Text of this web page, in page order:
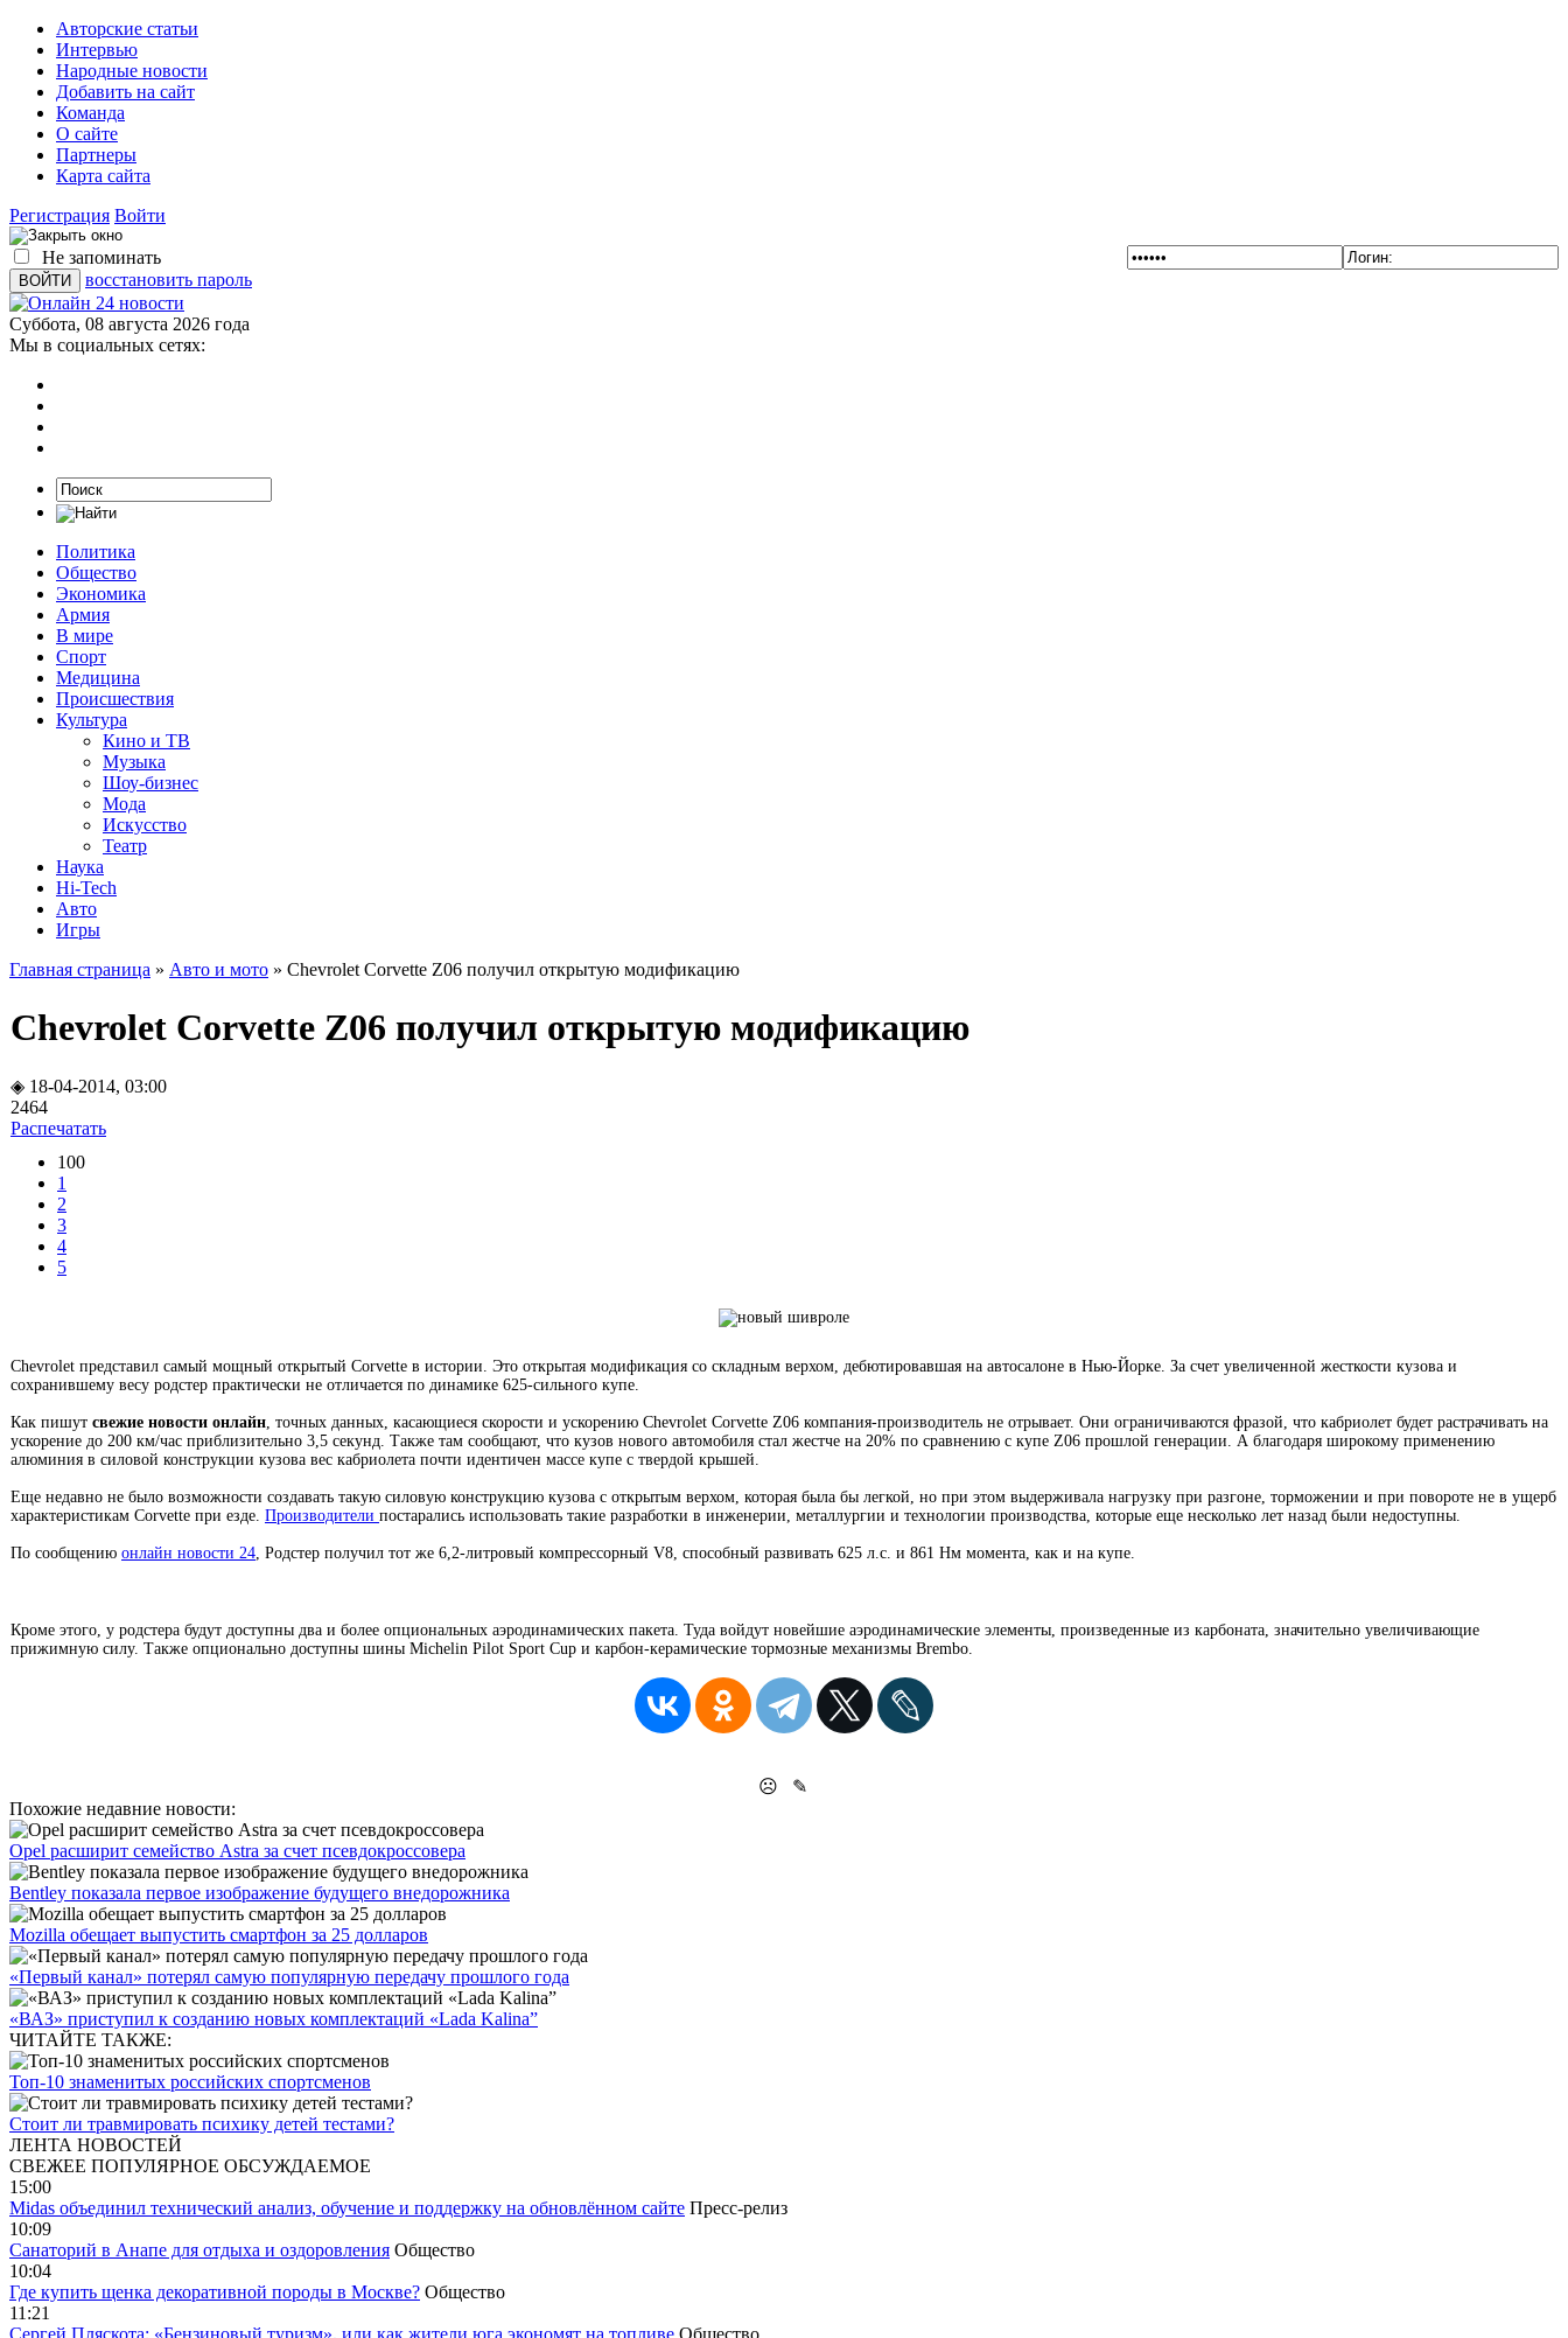
Авторские статьи
Интервью
Народные новости
Добавить на сайт
Команда
О сайте
Партнеры
Карта сайта
Регистрация Войти
Не запоминать
восстановить пароль
Суббота, 08 августа 2026 года
Мы в социальных сетях:
Политика
Общество
Экономика
Армия
В мире
Спорт
Медицина
Происшествия
Культура
Кино и ТВ
Музыка
Шоу-бизнес
Мода
Искусство
Театр
Наука
Hi-Tech
Авто
Игры
Главная страница » Авто и мото » Chevrolet Corvette Z06 получил открытую модификацию
Chevrolet Corvette Z06 получил открытую модификацию
◈ 18-04-2014, 03:00
2464
Распечатать
100
1
2
3
4
5
Chevrolet представил самый мощный открытый Corvette в истории. Это открытая модификация со складным верхом, дебютировавшая на автосалоне в Нью-Йорке. За счет увеличенной жесткости кузова и
сохранившему весу родстер практически не отличается по динамике 625-сильного купе.
Как пишут свежие новости онлайн , точных данных, касающиеся скорости и ускорению Chevrolet Corvette Z06 компания-производитель не отрывает. Они ограничиваются фразой, что кабриолет будет растрачивать на
ускорение до 200 км/час приблизительно 3,5 секунд. Также там сообщают, что кузов нового автомобиля стал жестче на 20% по сравнению с купе Z06 прошлой генерации. А благодаря широкому применению
алюминия в силовой конструкции кузова вес кабриолета почти идентичен массе купе с твердой крышей.
Еще недавно не было возможности создавать такую силовую конструкцию кузова с открытым верхом, которая была бы легкой, но при этом выдерживала нагрузку при разгоне, торможении и при повороте не в ущерб
характеристикам Corvette при езде. Производители постарались использовать такие разработки в инженерии, металлургии и технологии производства, которые еще несколько лет назад были недоступны.
По сообщению онлайн новости 24 , Родстер получил тот же 6,2-литровый компрессорный V8, способный развивать 625 л.с. и 861 Нм момента, как и на купе.
Кроме этого, у родстера будут доступны два и более опциональных аэродинамических пакета. Туда войдут новейшие аэродинамические элементы, произведенные из карбоната, значительно увеличивающие
прижимную силу. Также опционально доступны шины Michelin Pilot Sport Cup и карбон-керамические тормозные механизмы Brembo.
☹
✎
Похожие недавние новости:
Opel расширит семейство Astra за счет псевдокроссовера
Bentley показала первое изображение будущего внедорожника
Mozilla обещает выпустить смартфон за 25 долларов
«Первый канал» потерял самую популярную передачу прошлого года
«ВАЗ» приступил к созданию новых комплектаций «Lada Kalina”
ЧИТАЙТЕ ТАКЖЕ:
Топ-10 знаменитых российских спортсменов
Стоит ли травмировать психику детей тестами?
ЛЕНТА НОВОСТЕЙ
СВЕЖЕЕ ПОПУЛЯРНОЕ ОБСУЖДАЕМОЕ
15:00
Midas объединил технический анализ, обучение и поддержку на обновлённом сайте Пресс-релиз
10:09
Санаторий в Анапе для отдыха и оздоровления Общество
10:04
Где купить щенка декоративной породы в Москве? Общество
11:21
Сергей Пляскота: «Бензиновый туризм», или как жители юга экономят на топливе Общество